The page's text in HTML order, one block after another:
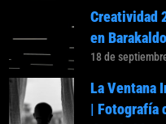
Creatividad
en
18 de
La Ventana
| Fotografía